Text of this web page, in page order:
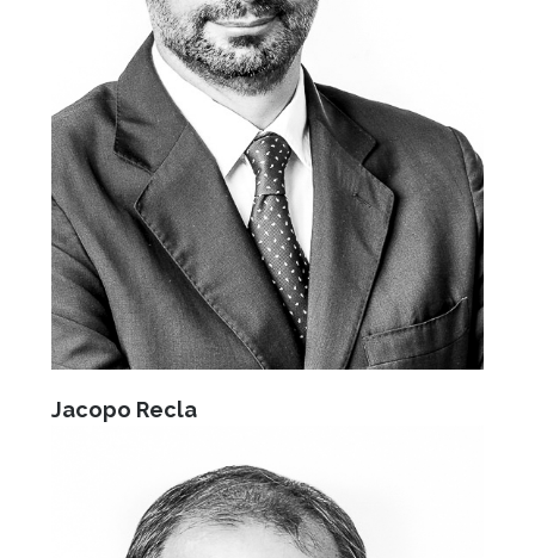
Jacopo Recla